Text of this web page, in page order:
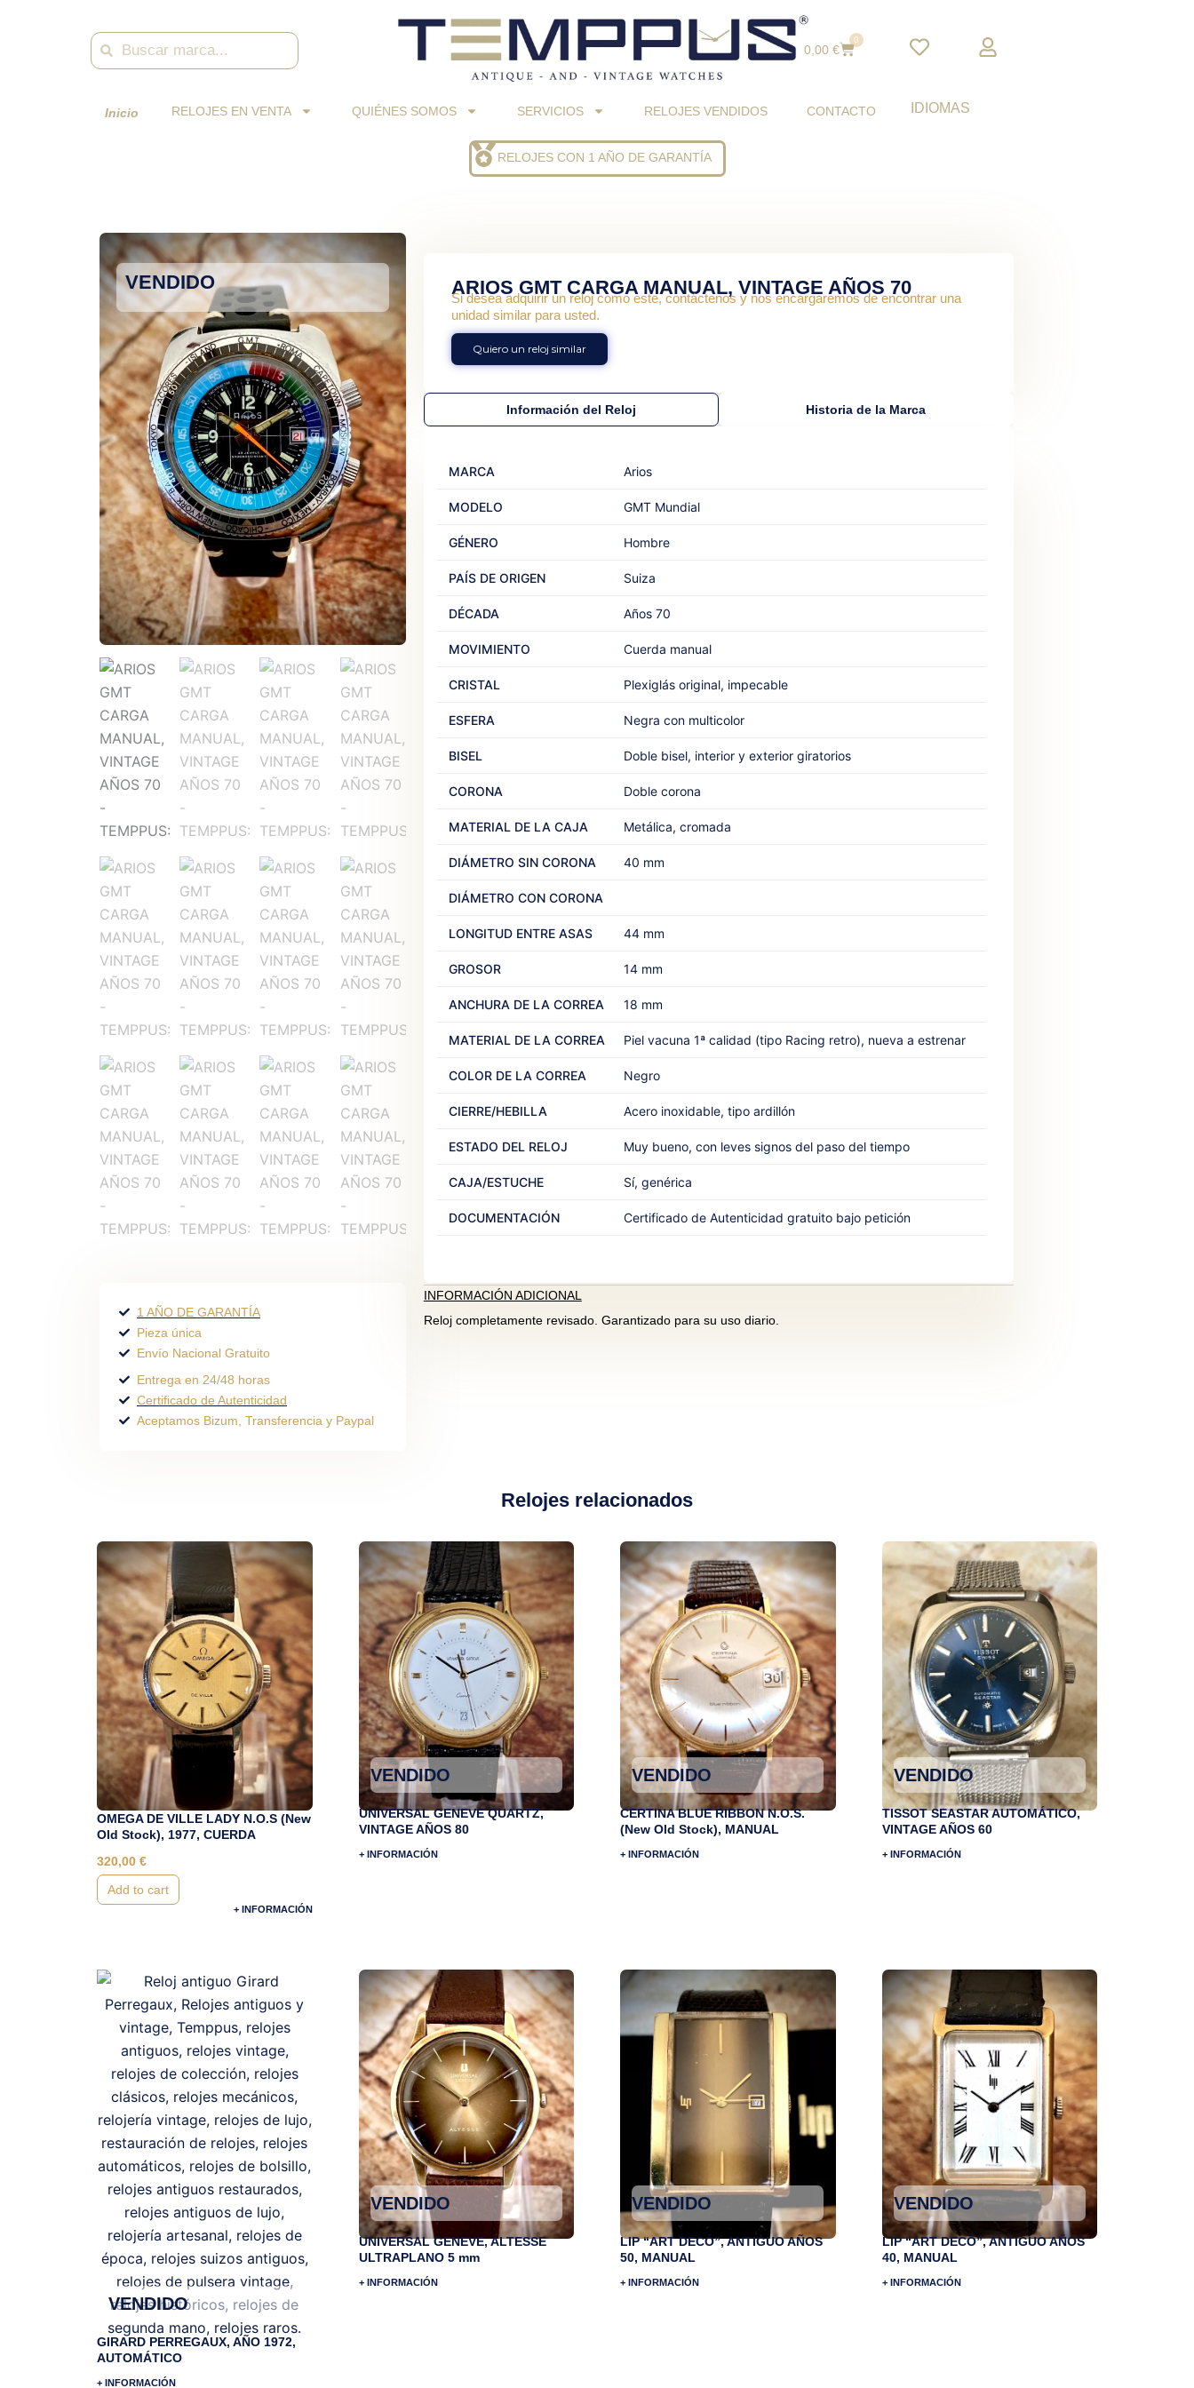
SearchSearch
0,00€
0
Cart
Inicio RELOJES EN VENTA QUIÉNES SOMOS SERVICIOS RELOJES VENDIDOS CONTACTO IDIOMAS
RELOJES CON 1 AÑO DE GARANTÍA
VENDIDO
1 AÑO DE GARANTÍA
Pieza única
Envío Nacional Gratuito
Entrega en 24/48 horas
Certificado de Autenticidad
Aceptamos Bizum, Transferencia y Paypal
ARIOS GMT CARGA MANUAL, VINTAGE AÑOS 70
Si desea adquirir un reloj como este, contáctenos y nos encargaremos de encontrar una
unidad similar para usted.
Quiero un reloj similar
Información del Reloj Historia de la Marca
MARCA Arios
MODELO GMT Mundial
GÉNERO Hombre
PAÍS DE ORIGEN Suiza
DÉCADA Años 70
MOVIMIENTO Cuerda manual
CRISTAL Plexiglás original, impecable
ESFERA Negra con multicolor
BISEL Doble bisel, interior y exterior giratorios
CORONA Doble corona
MATERIAL DE LA CAJA Metálica, cromada
DIÁMETRO SIN CORONA 40 mm
DIÁMETRO CON CORONA
LONGITUD ENTRE ASAS 44 mm
GROSOR 14 mm
ANCHURA DE LA CORREA 18 mm
MATERIAL DE LA CORREA Piel vacuna 1ª calidad (tipo Racing retro), nueva a estrenar
COLOR DE LA CORREA Negro
CIERRE/HEBILLA Acero inoxidable, tipo ardillón
ESTADO DEL RELOJ Muy bueno, con leves signos del paso del tiempo
CAJA/ESTUCHE Sí, genérica
DOCUMENTACIÓN Certificado de Autenticidad gratuito bajo petición
INFORMACIÓN ADICIONAL
Reloj completamente revisado. Garantizado para su uso diario.
Relojes relacionados
OMEGA DE VILLE LADY N.O.S (New
Old Stock), 1977, CUERDA
320,00 €
Add to cart
+ INFORMACIÓN
VENDIDO
UNIVERSAL GENEVE QUARTZ,
VINTAGE AÑOS 80
+ INFORMACIÓN
VENDIDO
CERTINA BLUE RIBBON N.O.S.
(New Old Stock), MANUAL
+ INFORMACIÓN
VENDIDO
TISSOT SEASTAR AUTOMÁTICO,
VINTAGE AÑOS 60
+ INFORMACIÓN
VENDIDO
GIRARD PERREGAUX, AÑO 1972,
AUTOMÁTICO
+ INFORMACIÓN
VENDIDO
UNIVERSAL GENEVE, ALTESSE
ULTRAPLANO 5 mm
+ INFORMACIÓN
VENDIDO
LIP “ART DECÓ”, ANTIGUO AÑOS
50, MANUAL
+ INFORMACIÓN
VENDIDO
LIP “ART DECÓ”, ANTIGUO AÑOS
40, MANUAL
+ INFORMACIÓN